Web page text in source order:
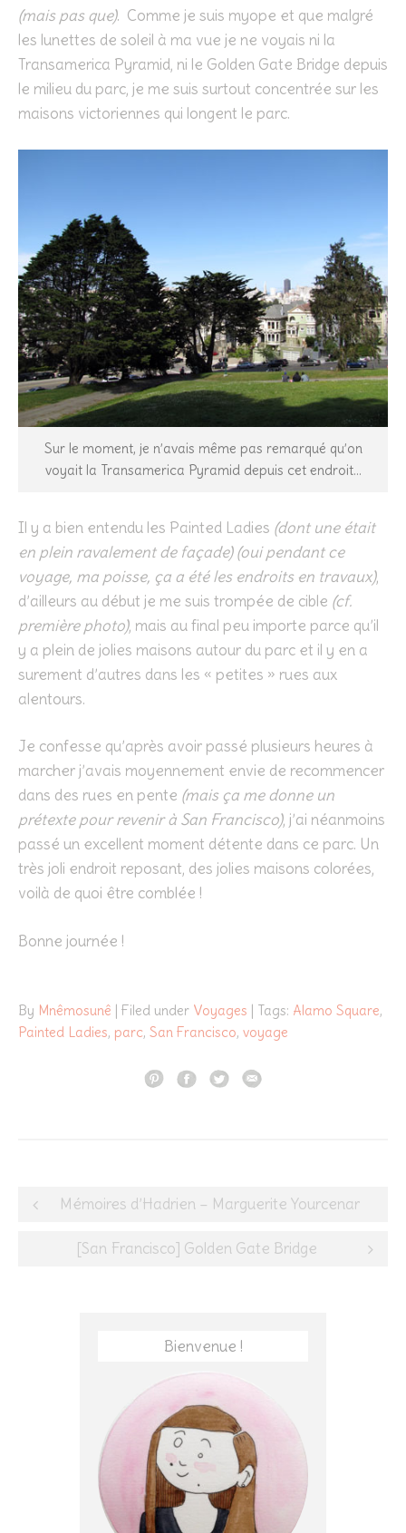
(mais pas que). Comme je suis myope et que malgré
les lunettes de soleil à ma vue je ne voyais ni la
Transamerica Pyramid, ni le Golden Gate Bridge depuis
le milieu du parc, je me suis surtout concentrée sur les
maisons victoriennes qui longent le parc.
Sur le moment, je n’avais même pas remarqué qu’on
voyait la Transamerica Pyramid depuis cet endroit…
Il y a bien entendu les Painted Ladies (dont une était
en plein ravalement de façade) (oui pendant ce
voyage, ma poisse, ça a été les endroits en travaux),
d’ailleurs au début je me suis trompée de cible (cf.
première photo), mais au final peu importe parce qu’il
y a plein de jolies maisons autour du parc et il y en a
surement d’autres dans les « petites » rues aux
alentours.
Je confesse qu’après avoir passé plusieurs heures à
marcher j’avais moyennement envie de recommencer
dans des rues en pente (mais ça me donne un
prétexte pour revenir à San Francisco), j’ai néanmoins
passé un excellent moment détente dans ce parc. Un
très joli endroit reposant, des jolies maisons colorées,
voilà de quoi être comblée !
Bonne journée !
By Mnêmosunê | Filed under Voyages | Tags: Alamo Square,
Painted Ladies, parc, San Francisco, voyage
Post
navigation
Mémoires d’Hadrien – Marguerite Yourcenar
[San Francisco] Golden Gate Bridge
Bienvenue !